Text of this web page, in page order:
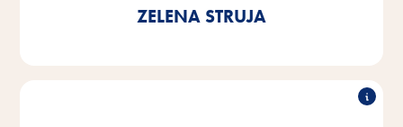
ZELENA STRUJA